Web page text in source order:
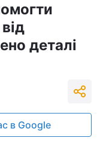
деталі
в Google